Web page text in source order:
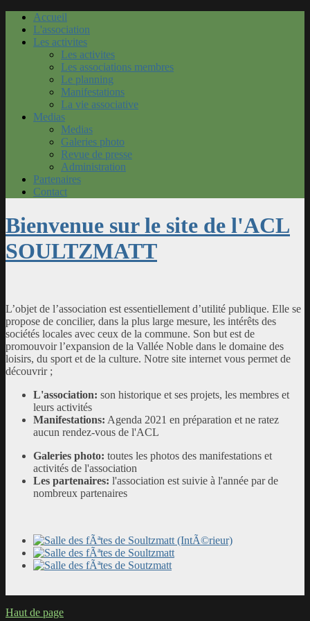
Accueil
L'association
Les activites
Les activites
Les associations membres
Le planning
Manifestations
La vie associative
Medias
Medias
Galeries photo
Revue de presse
Administration
Partenaires
Contact
Bienvenue sur le site de l'ACL
SOULTZMATT
L’objet de l’association est essentiellement d’utilité publique. Elle se
propose de concilier, dans la plus large mesure, les intérêts des
sociétés locales avec ceux de la commune. Son but est de
promouvoir l’expansion de la Vallée Noble dans le domaine des
loisirs, du sport et de la culture. Notre site internet vous permet de
découvrir ;
L'association: son historique et ses projets, les membres et
leurs activités
Manifestations: Agenda 2021 en préparation et ne ratez
aucun rendez-vous de l'ACL
Galeries photo: toutes les photos des manifestations et
activités de l'association
Les partenaires: l'association est suivie à l'année par de
nombreux partenaires
Haut de page